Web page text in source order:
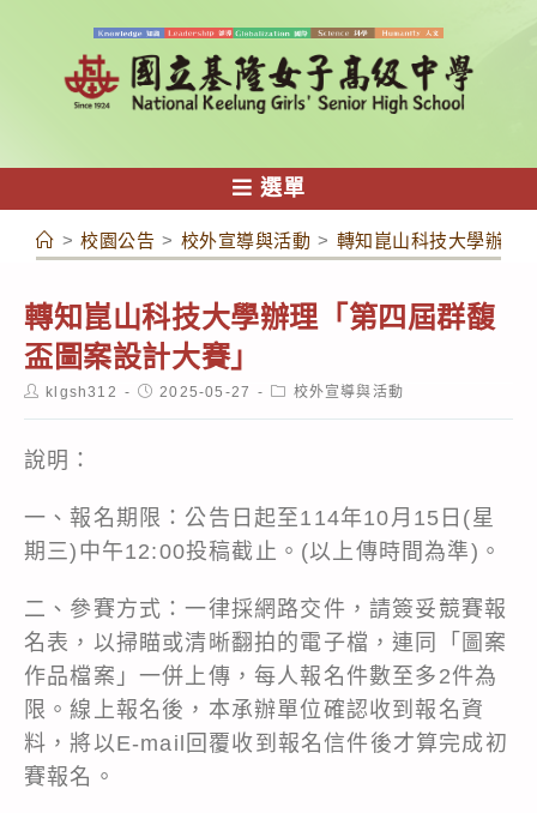
容
選單
> 校園公告 > 校外宣導與活動 > 轉知崑山科技大學辦理
轉知崑山科技大學辦理「第四屆群馥
盃圖案設計大賽」
Postklgsh312
Post2025-05-27
Post校外宣導與活動
說明：
一、報名期限：公告日起至114年10月15日(星
期三)中午12:00投稿截止。(以上傳時間為準)。
二、參賽方式：一律採網路交件，請簽妥競賽報
名表，以掃瞄或清晰翻拍的電子檔，連同「圖案
作品檔案」一併上傳，每人報名件數至多2件為
限。線上報名後，本承辦單位確認收到報名資
料，將以E-mail回覆收到報名信件後才算完成初
賽報名。